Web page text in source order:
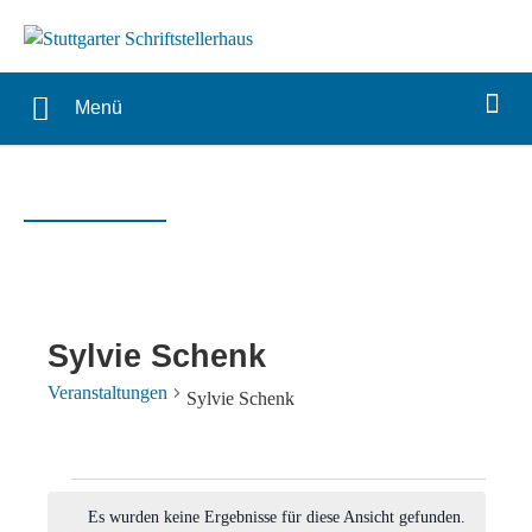
Menü
Sylvie Schenk
Veranstaltungen Sylvie Schenk
Es wurden keine Ergebnisse für diese Ansicht gefunden.